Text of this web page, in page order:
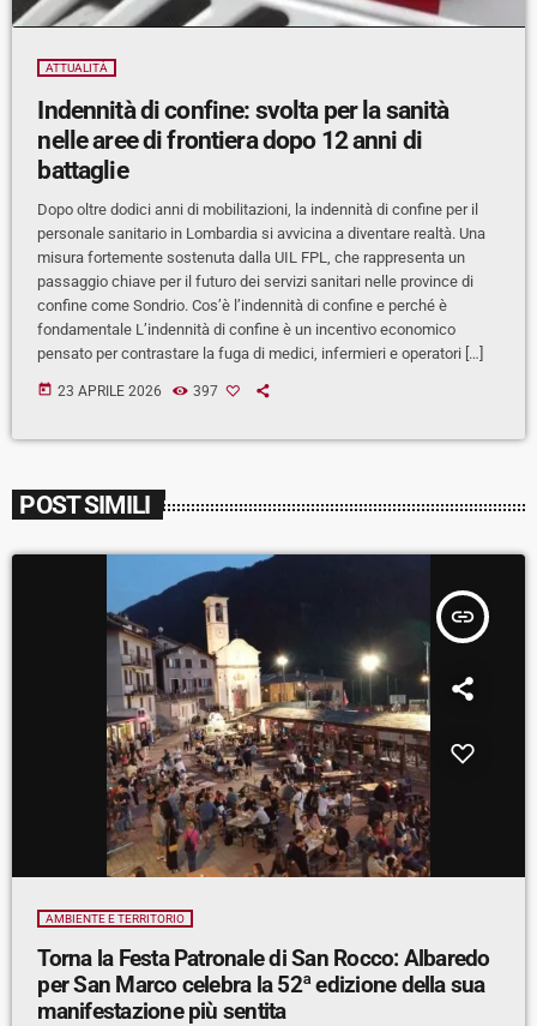
ATTUALITÀ
Indennità di confine: svolta per la sanità
nelle aree di frontiera dopo 12 anni di
battaglie
Dopo oltre dodici anni di mobilitazioni, la indennità di confine per il
personale sanitario in Lombardia si avvicina a diventare realtà. Una
misura fortemente sostenuta dalla UIL FPL, che rappresenta un
passaggio chiave per il futuro dei servizi sanitari nelle province di
confine come Sondrio. Cos’è l’indennità di confine e perché è
fondamentale L’indennità di confine è un incentivo economico
pensato per contrastare la fuga di medici, infermieri e operatori […]
today 23 APRILE 2026 397
POST SIMILI
insert_link
AMBIENTE E TERRITORIO
Torna la Festa Patronale di San Rocco: Albaredo
per San Marco celebra la 52ª edizione della sua
manifestazione più sentita